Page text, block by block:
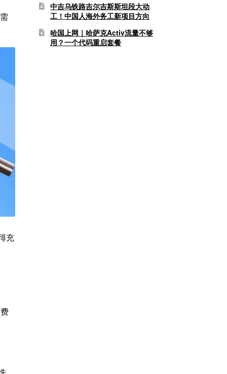
充
中吉乌铁路吉尔吉斯斯坦段大动
工！中国人海外务工新项目方向
哈国上网｜哈萨克Activ流量不够
用？一个代码重启套餐